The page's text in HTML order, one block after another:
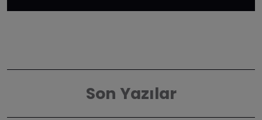
Son Yazılar